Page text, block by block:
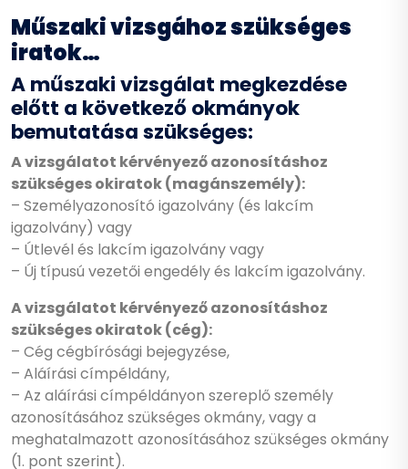
Műszaki vizsgához szükséges
iratok…
A műszaki vizsgálat megkezdése
előtt a következő okmányok
bemutatása szükséges:
A vizsgálatot kérvényező azonosításhoz
szükséges okiratok (magánszemély):
– Személyazonosító igazolvány (és lakcím
igazolvány) vagy
– Útlevél és lakcím igazolvány vagy
– Új típusú vezetői engedély és lakcím igazolvány.
A vizsgálatot kérvényező azonosításhoz
szükséges okiratok (cég):
– Cég cégbírósági bejegyzése,
– Aláírási címpéldány,
– Az aláírási címpéldányon szereplő személy
azonosításához szükséges okmány, vagy a
meghatalmazott azonosításához szükséges okmány
(1. pont szerint).